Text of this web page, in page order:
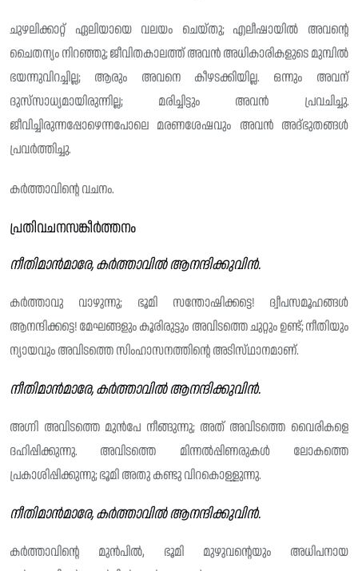
ചുഴലിക്കാറ്റ് ഏലിയായെ വലയം ചെയ്തു; എലീഷായിൽ അവന്റെ
ചൈതന്യം നിറഞ്ഞു; ജീവിതകാലത്ത് അവൻ അധികാരികളുടെ മുമ്പിൽ
ഭയന്നുവിറച്ചില്ല; ആരും അവനെ കീഴടക്കിയില്ല. ഒന്നും അവന്
ദുസ്‌സാധ്യമായിരുന്നില്ല; മരിച്ചിട്ടും അവൻ പ്രവചിച്ചു.
ജീവിച്ചിരുന്നപ്പോഴെന്നപോലെ മരണശേഷവും അവൻ അദ്ഭുതങ്ങൾ
പ്രവർത്തിച്ചു.
കർത്താവിന്റെ വചനം.
പ്രതിവചനസങ്കീർത്തനം
നീതിമാൻമാരേ, കർത്താവിൽ ആനന്ദിക്കുവിൻ.
കർത്താവു വാഴുന്നു; ഭൂമി സന്തോഷിക്കട്ടെ! ദ്വീപസമൂഹങ്ങൾ
ആനന്ദിക്കട്ടെ! മേഘങ്ങളും കൂരിരുട്ടും അവിടത്തെ ചുറ്റും ഉണ്ട്; നീതിയും
ന്യായവും അവിടത്തെ സിംഹാസനത്തിന്റെ അടിസ്‌ഥാനമാണ്.
നീതിമാൻമാരേ, കർത്താവിൽ ആനന്ദിക്കുവിൻ.
അഗ്നി അവിടത്തെ മുൻപേ നീങ്ങുന്നു; അത് അവിടത്തെ വൈരികളെ
ദഹിപ്പിക്കുന്നു. അവിടത്തെ മിന്നൽപ്പിണരുകൾ ലോകത്തെ
പ്രകാശിപ്പിക്കുന്നു; ഭൂമി അതു കണ്ടു വിറകൊള്ളുന്നു.
നീതിമാൻമാരേ, കർത്താവിൽ ആനന്ദിക്കുവിൻ.
കർത്താവിന്റെ മുൻപിൽ, ഭൂമി മുഴുവന്റെയും അധിപനായ